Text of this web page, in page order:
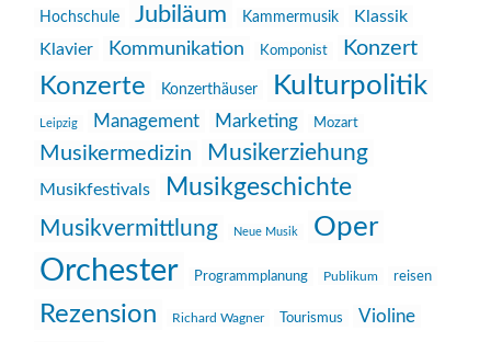
Hochschule Jubiläum Kammermusik
Klassik
Klavier
Kommunikation Komponist Konzert
Konzerte Konzerthäuser Kulturpolitik
Leipzig Management Marketing Mozart
Musikermedizin Musikerziehung
Musikfestivals Musikgeschichte
Musikvermittlung Neue Musik Oper
Orchester Programmplanung Publikum reisen
Rezension Richard Wagner Tourismus Violine